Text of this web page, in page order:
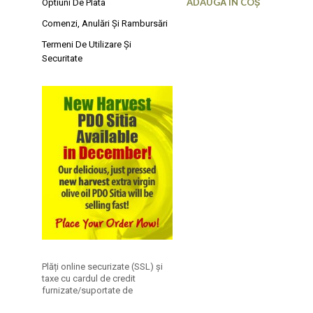
Optiuni De Plata
Comenzi, Anulări Și Rambursări
Termeni De Utilizare Și
Securitate
Plăți online securizate (SSL) și
taxe cu cardul de credit
furnizate/suportate de
ADAUGĂ ÎN COȘ